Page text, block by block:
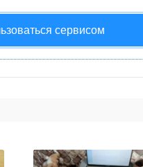
сервисом